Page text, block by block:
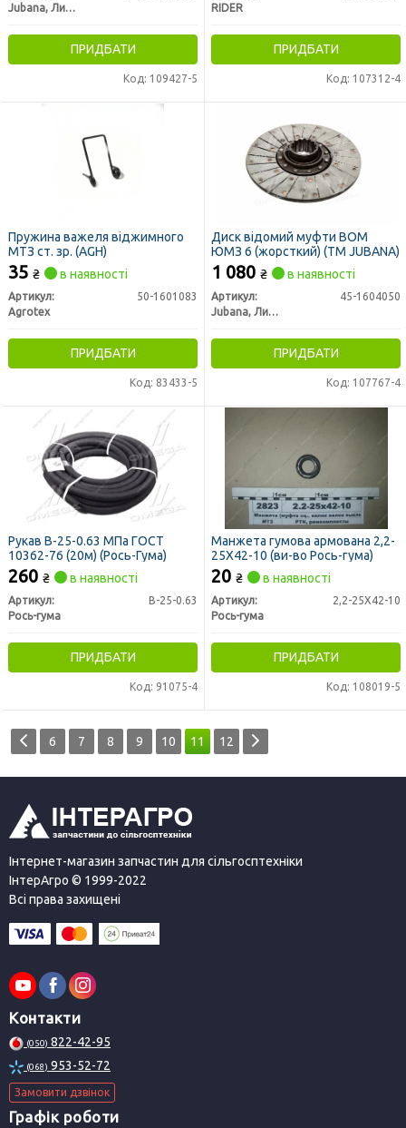
Jubana, Литва
ПРИДБАТИ
Код: 109427-5
RIDER
ПРИДБАТИ
Код: 107312-4
Пружина важеля віджимного
МТЗ ст. зр. (AGH)
35 ₴ в наявності
Артикул:
50-1601083
Agrotex
ПРИДБАТИ
Код: 83433-5
Диск відомий муфти ВОМ
ЮМЗ 6 (жорсткий) (ТМ JUBANA)
1 080 ₴ в наявності
Артикул:
45-1604050
Jubana, Литва
ПРИДБАТИ
Код: 107767-4
Рукав В-25-0.63 МПа ГОСТ
10362-76 (20м) (Рось-Гума)
260 ₴ в наявності
Артикул:
В-25-0.63
Рось-гума
ПРИДБАТИ
Код: 91075-4
Манжета гумова армована 2,2-
25X42-10 (ви-во Рось-гума)
20 ₴ в наявності
Артикул:
2,2-25X42-10
Рось-гума
ПРИДБАТИ
Код: 108019-5
6 7 8 9 10 11 12
Інтернет-магазин запчастин для сільгосптехніки
ІнтерАгро © 1999-2022
Всі права захищені
Контакти
(050) 822-42-95
(068) 953-52-72
Замовити дзвінок
Графік роботи